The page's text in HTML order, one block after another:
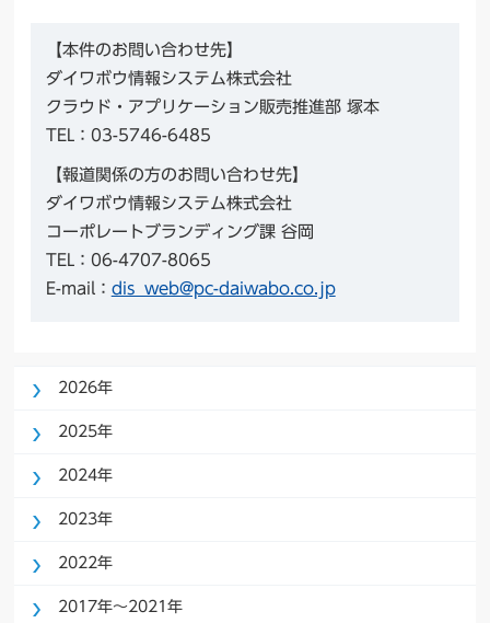
【本件のお問い合わせ先】
ダイワボウ情報システム株式会社
クラウド・アプリケーション販売推進部 塚本
TEL：03-5746-6485
【報道関係の方のお問い合わせ先】
ダイワボウ情報システム株式会社
コーポレートブランディング課 谷岡
TEL：06-4707-8065
E-mail： dis_web@pc-daiwabo.co.jp
2026年
2025年
2024年
2023年
2022年
2017年〜2021年